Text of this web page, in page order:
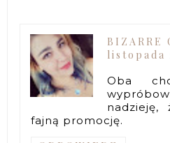
BIZARRE
listopada
Oba
fajną promocję.